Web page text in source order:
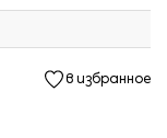
в избранное